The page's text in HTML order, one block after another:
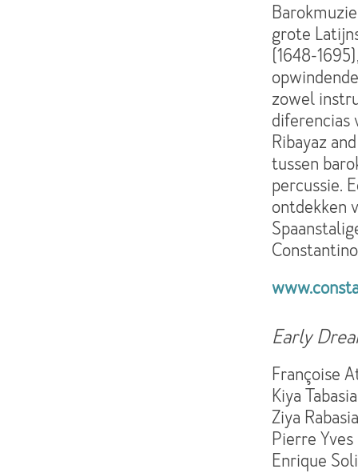
grote
(1648-
zowel
diferencias
Ribayaz
tussen
percussie.
ontdekken
Early
Françoise
Kiya
Ziya
Pierre
Enrique